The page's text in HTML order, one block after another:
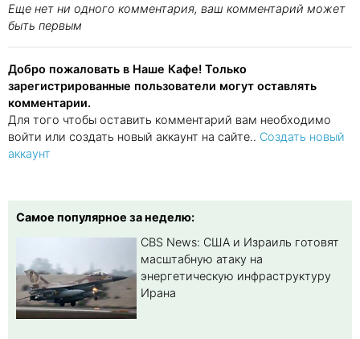
Еще нет ни одного комментария, ваш комментарий может
быть первым
Добро пожаловать в Наше Кафе! Только
зарегистрированные пользователи могут оставлять
комментарии.
Для того чтобы оставить комментарий вам необходимо
войти или создать новый аккаунт на сайте.. Создать новый
аккаунт
Самое популярное за неделю:
CBS News: США и Израиль готовят
масштабную атаку на
энергетическую инфраструктуру
Ирана